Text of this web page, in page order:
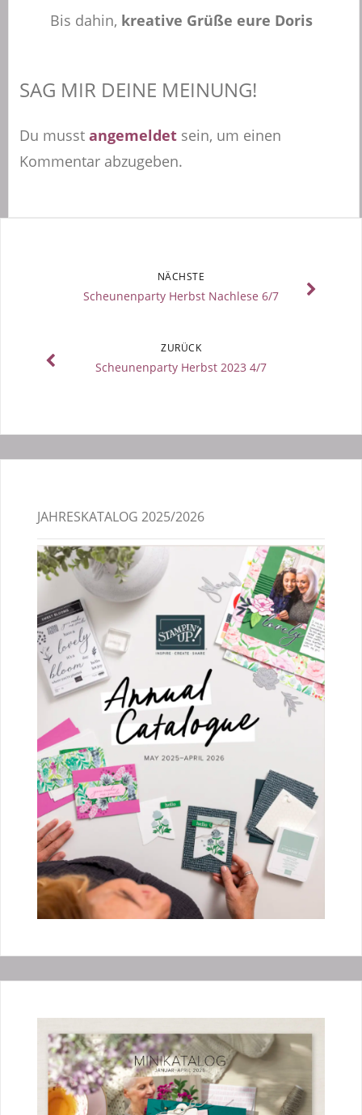
Bis dahin, kreative Grüße eure Doris
SAG MIR DEINE MEINUNG!
Du musst angemeldetsein, um einen
Kommentar abzugeben.
NÄCHSTE
Scheunenparty Herbst Nachlese 6/7
ZURÜCK
Scheunenparty Herbst 2023 4/7
JAHRESKATALOG 2025/2026